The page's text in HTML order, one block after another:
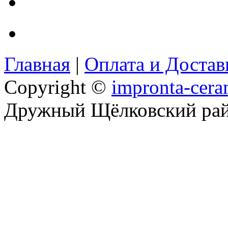
Главная | Оплата и
Copyright © impronta-
Дружный Щёлковский